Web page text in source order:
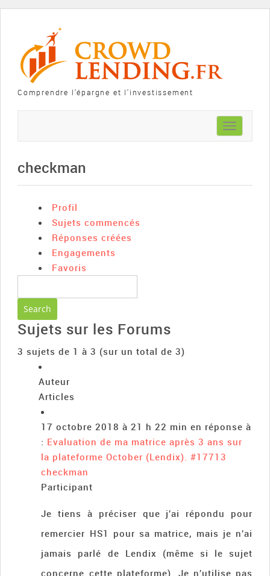
Comprendre l'épargne et l'investissement
Toggle
navigation
checkman
Profil
Sujets commencés
Réponses créées
Engagements
Favoris
Sujets sur les Forums
3 sujets de 1 à 3 (sur un total de 3)
Auteur
Articles
17 octobre 2018 à 21 h 22 min en réponse à
: Evaluation de ma matrice après 3 ans sur
la plateforme October (Lendix). #17713
checkman
Participant
Je tiens à préciser que j’ai répondu pour
remercier HS1 pour sa matrice, mais je n’ai
jamais parlé de Lendix (même si le sujet
concerne cette plateforme). Je n’utilise pas